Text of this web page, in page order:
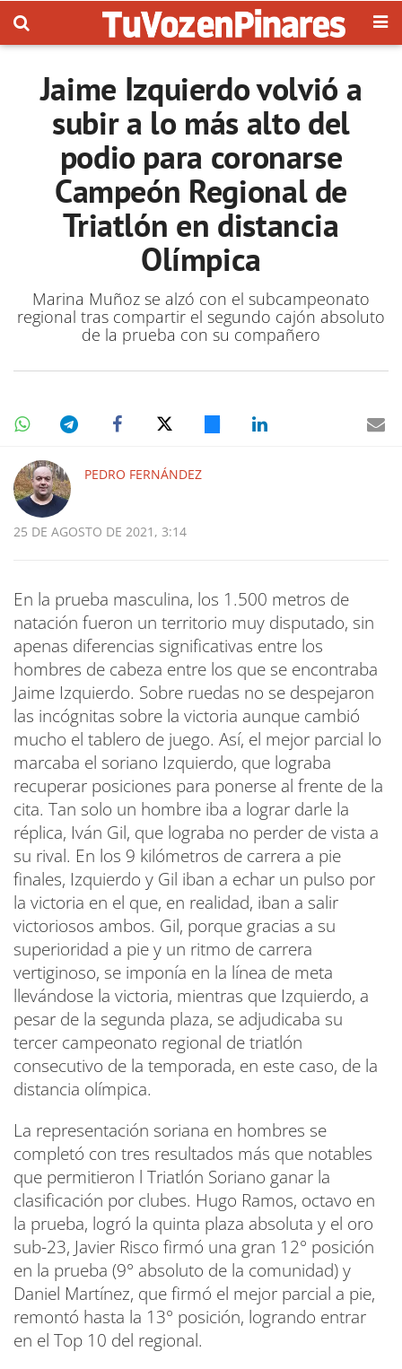
Jaime Izquierdo volvió a
subir a lo más alto del
podio para coronarse
Campeón Regional de
Triatlón en distancia
Olímpica
Marina Muñoz se alzó con el subcampeonato
regional tras compartir el segundo cajón absoluto
de la prueba con su compañero
PEDRO FERNÁNDEZ
25 DE AGOSTO DE 2021, 3:14
En la prueba masculina, los 1.500 metros de
natación fueron un territorio muy disputado, sin
apenas diferencias significativas entre los
hombres de cabeza entre los que se encontraba
Jaime Izquierdo. Sobre ruedas no se despejaron
las incógnitas sobre la victoria aunque cambió
mucho el tablero de juego. Así, el mejor parcial lo
marcaba el soriano Izquierdo, que lograba
recuperar posiciones para ponerse al frente de la
cita. Tan solo un hombre iba a lograr darle la
réplica, Iván Gil, que lograba no perder de vista a
su rival. En los 9 kilómetros de carrera a pie
finales, Izquierdo y Gil iban a echar un pulso por
la victoria en el que, en realidad, iban a salir
victoriosos ambos. Gil, porque gracias a su
superioridad a pie y un ritmo de carrera
vertiginoso, se imponía en la línea de meta
llevándose la victoria, mientras que Izquierdo, a
pesar de la segunda plaza, se adjudicaba su
tercer campeonato regional de triatlón
consecutivo de la temporada, en este caso, de la
distancia olímpica.
La representación soriana en hombres se
completó con tres resultados más que notables
que permitieron l Triatlón Soriano ganar la
clasificación por clubes. Hugo Ramos, octavo en
la prueba, logró la quinta plaza absoluta y el oro
sub-23, Javier Risco firmó una gran 12° posición
en la prueba (9° absoluto de la comunidad) y
Daniel Martínez, que firmó el mejor parcial a pie,
remontó hasta la 13° posición, logrando entrar
en el Top 10 del regional.